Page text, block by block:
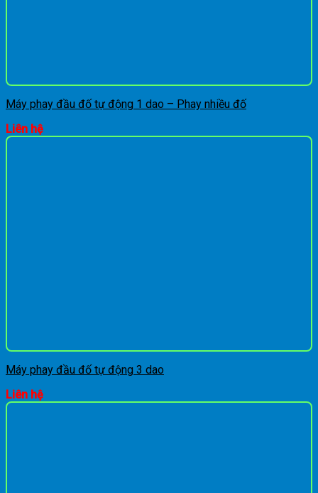
Máy phay đầu đố tự động 1 dao – Phay nhiều đố
Liên hệ
Máy phay đầu đố tự động 3 dao
Liên hệ